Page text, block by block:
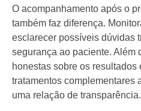
O acompanhamento após o
também faz diferença.
esclarecer possíveis dúvidas
segurança ao paciente. Além
honestas sobre os resultados
tratamentos complementares
uma relação de transparência.